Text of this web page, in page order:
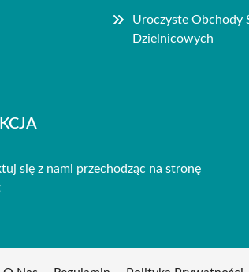
Uroczyste Obchody
Dzielnicowych
się z nami przechodząc na stronę